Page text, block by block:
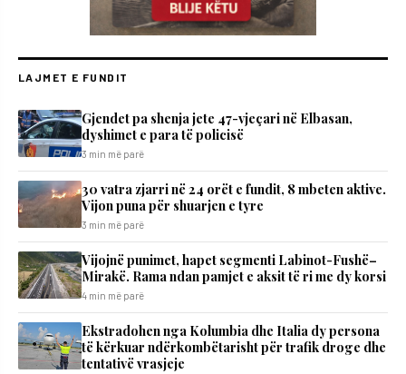
LAJMET E FUNDIT
Gjendet pa shenja jete 47-vjeçari në Elbasan,
dyshimet e para të policisë
3 min më parë
30 vatra zjarri në 24 orët e fundit, 8 mbeten aktive.
Vijon puna për shuarjen e tyre
3 min më parë
Vijojnë punimet, hapet segmenti Labinot-Fushë–
Mirakë. Rama ndan pamjet e aksit të ri me dy korsi
4 min më parë
Ekstradohen nga Kolumbia dhe Italia dy persona
të kërkuar ndërkombëtarisht për trafik droge dhe
tentativë vrasjeje